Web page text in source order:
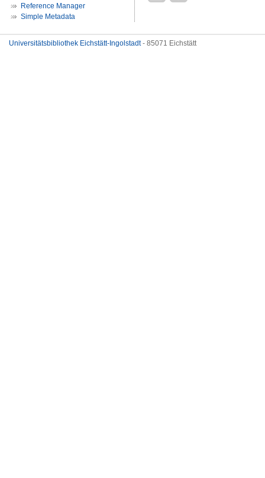
Reference Manager
Simple Metadata
Universitätsbibliothek Eichstätt-Ingolstadt- 85071 Eichstätt